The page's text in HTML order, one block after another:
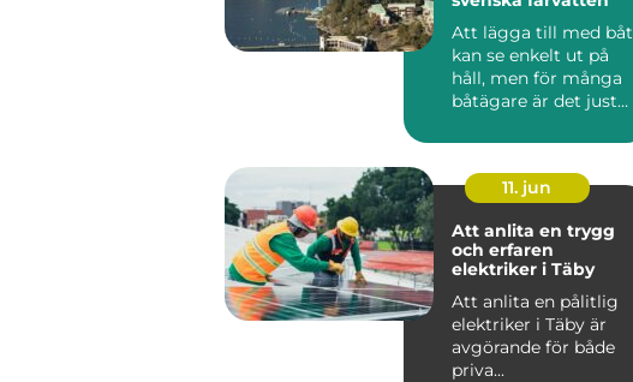
Att lägga till med båt
kan se enkelt ut på
håll, men för många
båtägare är det just
11. jun
Att anlita en trygg
och erfaren
elektriker i Täby
Att anlita en pålitlig
elektriker i Täby är
avgörande för både
priva...